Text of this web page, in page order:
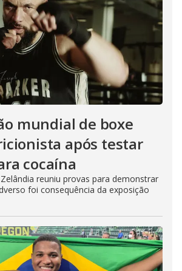
mundial de boxe
após testar
cocaína
reuniu provas para demonstrar
foi consequência da exposição